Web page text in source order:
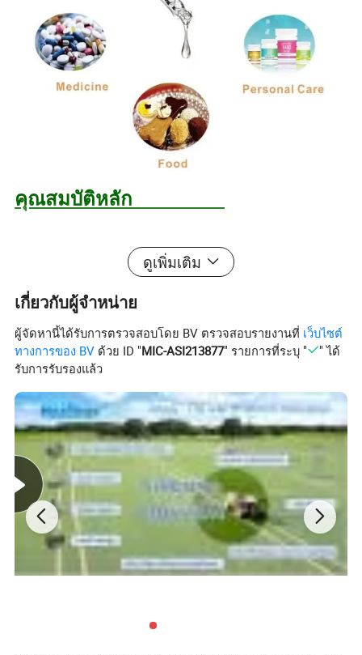
คุณสมบัติหลัก
ใช้งานง่ายและมีเศษซากหักพัง
-- ปรับสีให้เข้มขึ้น
-- มีความสามารถในการไล่น้ำสูง
ความสามารถในการกระจายน้ำหนักและความเข้ากัน
ได้สูง
-- อันตรายต่อสิ่งแวดล้อมต่ำ
ไม่มีกลิ่นไม่มีรสชาติและไม่มีพิษเป็นหลัก
ดูเพิ่มเติม
เกี่ยวกับผู้จำหน่าย
ผู้จัดหานี้ได้รับการตรวจสอบโดย BV ตรวจสอบรายงานที่ เว็บไซต์
ทางการของ BV ด้วย ID "MIC-ASI213877" รายการที่ระบุ "
" ได้
รับการรับรองแล้ว